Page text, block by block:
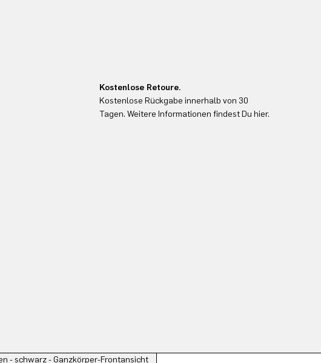
Kostenlose Retoure.
Kostenlose Rückgabe innerhalb von 30
Tagen. Weitere Informationen findest Du hier.